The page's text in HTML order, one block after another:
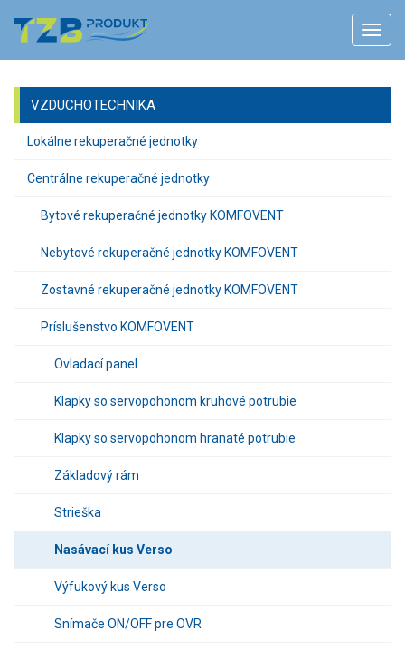
VZDUCHOTECHNIKA
Lokálne rekuperačné jednotky
Centrálne rekuperačné jednotky
Bytové rekuperačné jednotky KOMFOVENT
Nebytové rekuperačné jednotky KOMFOVENT
Zostavné rekuperačné jednotky KOMFOVENT
Príslušenstvo KOMFOVENT
Ovladací panel
Klapky so servopohonom kruhové potrubie
Klapky so servopohonom hranaté potrubie
Základový rám
Strieška
Nasávací kus Verso
Výfukový kus Verso
Snímače ON/OFF pre OVR